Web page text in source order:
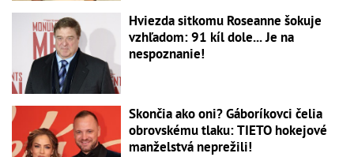
Hviezda sitkomu Roseanne šokuje
vzhľadom: 91 kíl dole... Je na
nespoznanie!
Skončia ako oni? Gáboríkovci čelia
obrovskému tlaku: TIETO hokejové
manželstvá neprežili!